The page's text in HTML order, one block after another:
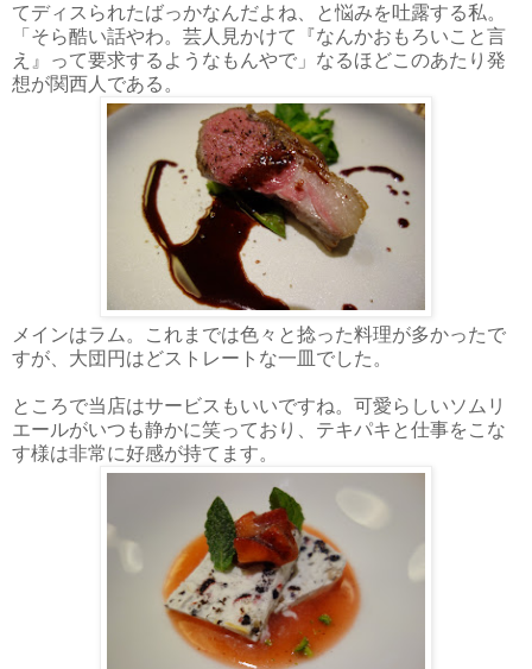
てディスられたばっかなんだよね、と悩みを吐露する私。
「そら酷い話やわ。芸人見かけて『なんかおもろいこと言
え』って要求するようなもんやで」なるほどこのあたり発
想が関西人である。
メインはラム。これまでは色々と捻った料理が多かったで
すが、大団円はどストレートな一皿でした。
ところで当店はサービスもいいですね。可愛らしいソムリ
エールがいつも静かに笑っており、テキパキと仕事をこな
す様は非常に好感が持てます。